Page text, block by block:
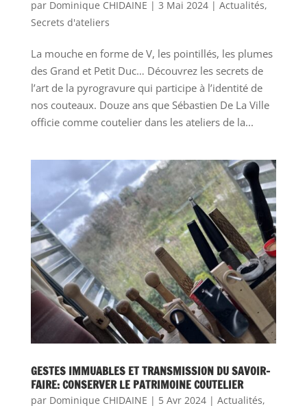
par Dominique CHIDAINE | 3 Mai 2024| Actualités,
Secrets d'ateliers
La mouche en forme de V, les pointillés, les plumes
des Grand et Petit Duc… Découvrez les secrets de
l’art de la pyrogravure qui participe à l’identité de
nos couteaux. Douze ans que Sébastien De La Ville
officie comme coutelier dans les ateliers de la...
GESTES IMMUABLES ET TRANSMISSION DU SAVOIR-
FAIRE: CONSERVER LE PATRIMOINE COUTELIER
par Dominique CHIDAINE | 5 Avr 2024| Actualités,